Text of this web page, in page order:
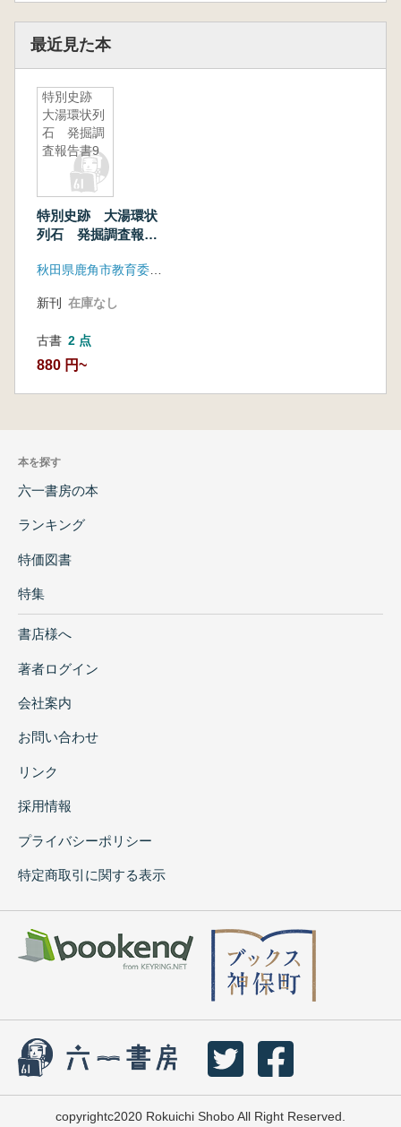
最近見た本
特別史跡
大湯環状列
石 発掘調
査報告書9
特別史跡 大湯環状
列石 発掘調査報告
秋田県鹿角市教育委員会
新刊 在庫なし
古書 2 点
880 円~
本を探す
六一書房の本
ランキング
特価図書
特集
書店様へ
著者ログイン
会社案内
お問い合わせ
リンク
採用情報
プライバシーポリシー
特定商取引に関する表示
copyrightc2020 Rokuichi Shobo All Right Reserved.